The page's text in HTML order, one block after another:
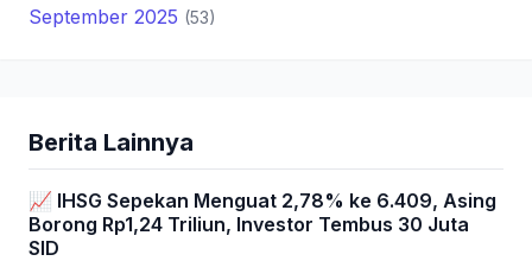
September 2025 (53)
Berita Lainnya
📈 IHSG Sepekan Menguat 2,78% ke 6.409, Asing
Borong Rp1,24 Triliun, Investor Tembus 30 Juta
SID